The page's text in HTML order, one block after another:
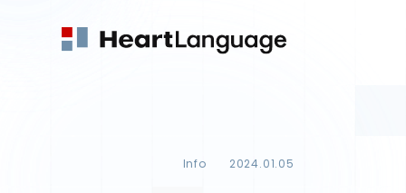
Info 2024.01.05